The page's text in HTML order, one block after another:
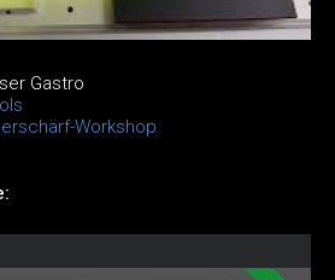
Gastro
Workshop